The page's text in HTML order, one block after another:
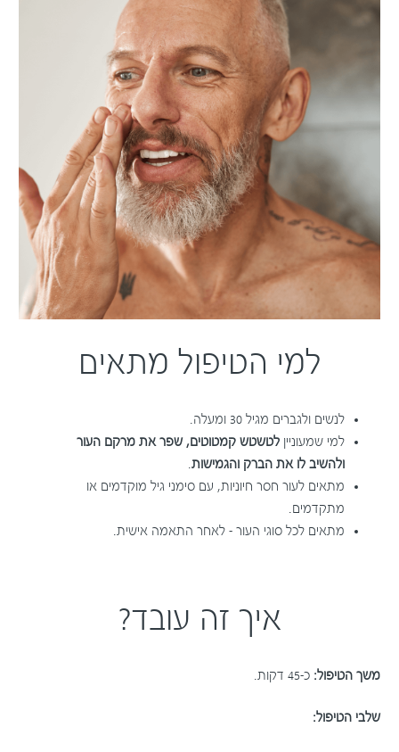
למי הטיפול מתאים
לנשים ולגברים מגיל 30 ומעלה.
למי שמעוניין לטשטש קמטוטים, שפר את מרקם העור
ולהשיב לו את הברק והגמישות.
מתאים לעור חסר חיוניות, עם סימני גיל מוקדמים או
מתקדמים.
מתאים לכל סוגי העור – לאחר התאמה אישית.
איך זה עובד?
משך הטיפול: כ-45 דקות.
שלבי הטיפול: